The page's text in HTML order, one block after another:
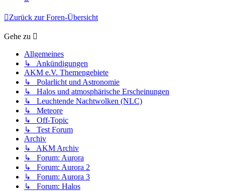
Zurück zur Foren-Übersicht
Gehe zu
Allgemeines
↳ Ankündigungen
AKM e.V. Themengebiete
↳ Polarlicht und Astronomie
↳ Halos und atmosphärische Erscheinungen
↳ Leuchtende Nachtwolken (NLC)
↳ Meteore
↳ Off-Topic
↳ Test Forum
Archiv
↳ AKM Archiv
↳ Forum: Aurora
↳ Forum: Aurora 2
↳ Forum: Aurora 3
↳ Forum: Halos